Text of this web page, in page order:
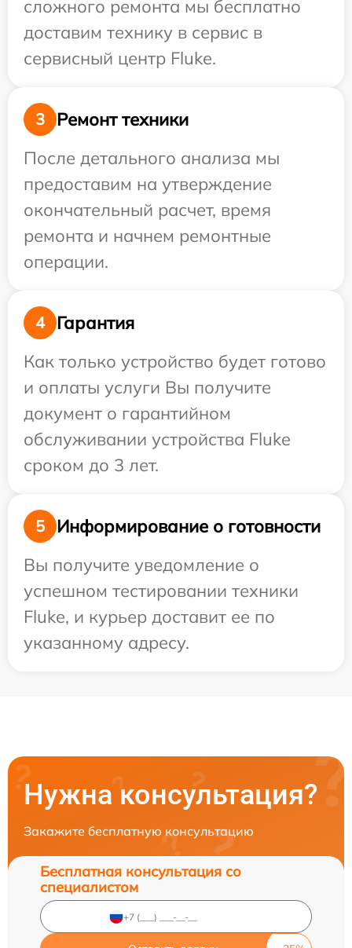
сложного ремонта мы бесплатно
доставим технику в сервис в
сервисный центр Fluke.
3
Ремонт техники
После детального анализа мы
предоставим на утверждение
окончательный расчет, время
ремонта и начнем ремонтные
операции.
4
Гарантия
Как только устройство будет готово
и оплаты услуги Вы получите
документ о гарантийном
обслуживании устройства Fluke
сроком до 3 лет.
5
Информирование о готовности
Вы получите уведомление о
успешном тестировании техники
Fluke, и курьер доставит ее по
указанному адресу.
Нужна консультация?
Закажите бесплатную консультацию
Бесплатная консультация со
специалистом